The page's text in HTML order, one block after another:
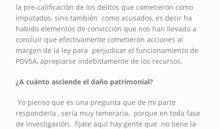
la pre-calificación de los delitos que cometieron como
imputados, sino también como acusados, es decir ha
habido elementos de convicción que nos han llevado a
concluir que efectivamente cometieron acciones al
margen de la ley para perjudicar el funcionamiento de
PDVSA, apropiarse indebidamente de los recursos.
¿A cuánto asciende el daño patrimonial?
Yo pienso que es una pregunta que de mi parte
responderla , sería muy temeraria, porque en toda fase
de investigación, fíjate aquí hay gente que no tiene la